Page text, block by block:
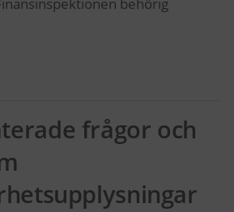
frågor och